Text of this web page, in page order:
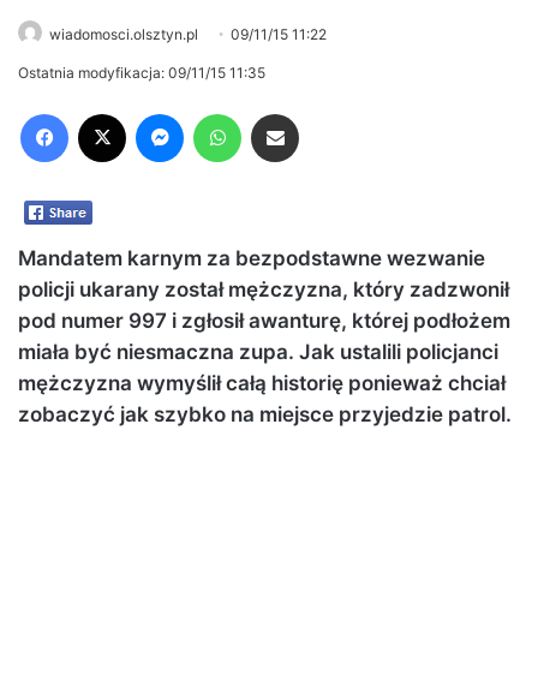
wiadomosci.olsztyn.pl 09/11/15 11:22
Ostatnia modyfikacja: 09/11/15 11:35
Mandatem karnym za bezpodstawne wezwanie
policji ukarany został mężczyzna, który zadzwonił
pod numer 997 i zgłosił awanturę, której podłożem
miała być niesmaczna zupa. Jak ustalili policjanci
mężczyzna wymyślił całą historię ponieważ chciał
zobaczyć jak szybko na miejsce przyjedzie patrol.